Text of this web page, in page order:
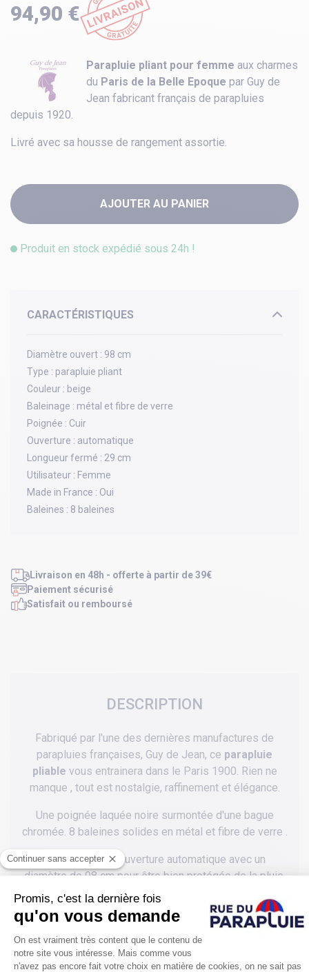
94,90 €
Parapluie pliant pour femme aux charmes
du Paris de la Belle Epoque par Guy de
Jean fabricant français de parapluies
depuis 1920.
Livré avec sa housse de rangement assortie.
AJOUTER AU PANIER
Produit en stock expédié sous 24h !
CARACTÉRISTIQUES
Diamètre ouvert : 98 cm
Type : parapluie pliant
Couleur : beige
Baleinage : métal et fibre de verre
Poignée : Cuir
Ouverture : automatique
Longueur fermé : 29 cm
Utilisateur : Femme
Made in France : Oui
Baleines : 8 baleines
Livraison en 48h - offerte à partir de 39€
Paiement sécurisé
Satisfait ou remboursé
DESCRIPTION
Fabriqué par l'une des dernières manufactures de
parapluies françaises, Guy de Jean, ce parapluie
pliable vous entrainera dans le Paris 1900. Rien ne
manque , tout est nostalgie, raffinement et élégance.
Une poignée laquée noire surmontée d'une bague
chromée. 8 baleines solides en métal et fibre de verre .
Un parapluie à l'ouverture automatique avec un
diamètre de 98 cm pour être bien protégée de la pluie.
Un parapluie pliant dame pour mettre dans un sac à
main au chic vraiment intemporel et universel.